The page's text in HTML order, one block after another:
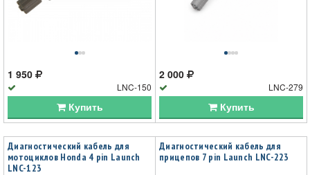
1 950
LNC-150
Купить
2 000
LNC-279
Купить
Диагностический кабель для
мотоциклов Honda 4 pin Launch
LNC-123
Диагностический кабель для
прицепов 7 pin Launch LNC-223